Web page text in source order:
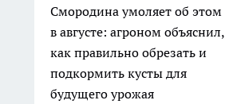
Смородина умоляет об этом
в августе: агроном объяснил,
как правильно обрезать и
подкормить кусты для
будущего урожая